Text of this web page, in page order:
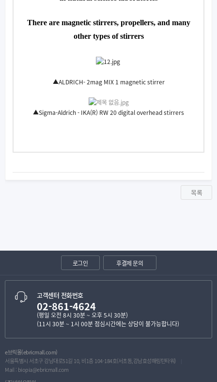
There are magnetic stirrers, propellers, and many
other types of stirrers
▲ALDRICH- 2mag MIX 1 magnetic stirrer
▲Sigma-Aldrich - IKA(R) RW 20 digital overhead stirrers
목록
로그인 후결제 문의
고객센터 전화번호
02-861-4624
(평일 오전 8시 30분 ~ 오후 5시 30분)
(11시 30분 ~ 1시 00분 점심시간에는 상담이 불가능합니다)
e브릭몰(ebricmall.com)
서울특별시 서초구 강남대로51길 10, 비1층 104-184호(서초동,강남효성해링턴타워)
Mail : biopia@ebricmall.com